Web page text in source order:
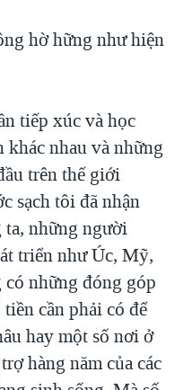
hờ hững như hiện
tiếp xúc và học
nhau và những
trên thế giới
sạch tôi đã nhận
ta, những người
triển như Úc, Mỹ,
có những đóng góp
cần phải có để
hay một số nơi ở
hàng năm của các